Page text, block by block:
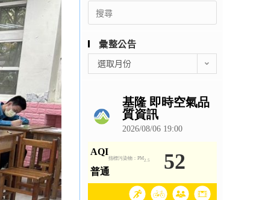
Search
for:
彙整公告
整
選取月份